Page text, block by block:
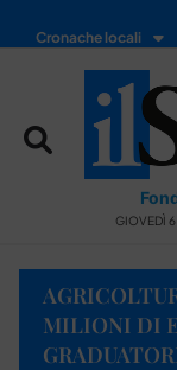
Cronache locali
GIOVEDÌ
MILIONI DI